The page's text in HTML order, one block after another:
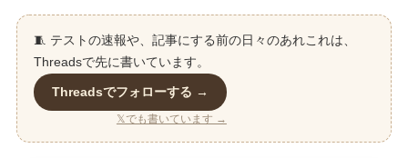
🧵 テストの速報や、記事にする前の日々のあれこれは、
Threadsで先に書いています。
Threadsでフォローする →
𝕏でも書いています →